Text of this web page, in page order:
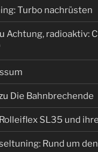
Turbo nachrüsten
Achtung, radioaktiv:
Die Bahnbrechende
SL35 und
Rund um